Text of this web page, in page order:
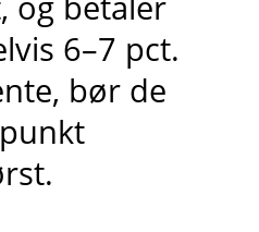
6–7 pct.
bør de